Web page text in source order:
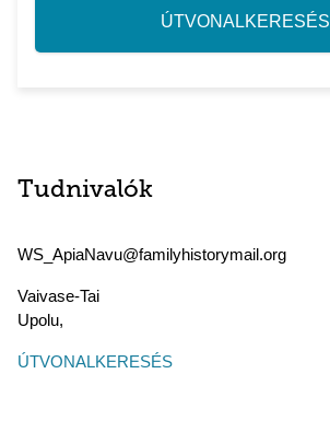
ÚTVONALKERESÉS
Tudnivalók
WS_ApiaNavu@familyhistorymail.org
Vaivase-Tai
Upolu,
ÚTVONALKERESÉS